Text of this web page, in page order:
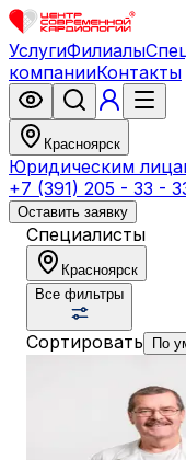
УслугиФилиалы
компанииКонтакты
Красноярск
Юридическим
+7 (391) 205 - 33 -
Оставить заявку
Специалисты
Красноярск
Все фильтры
Сортировать По